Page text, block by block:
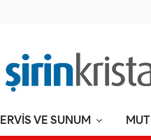
VE SUNUM